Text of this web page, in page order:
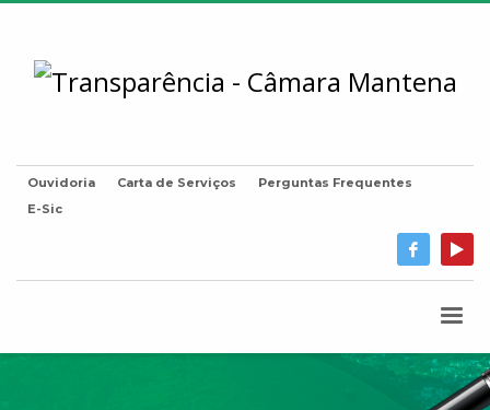
Ouvidoria Carta de Serviços
Perguntas Frequentes
E-Sic